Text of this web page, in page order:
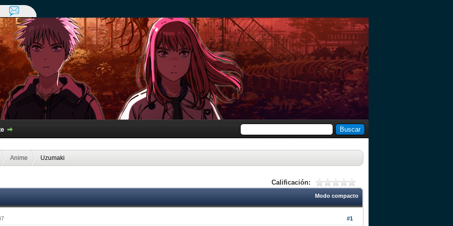
Anime Uzumaki
Calificación:
Modo compacto
#1